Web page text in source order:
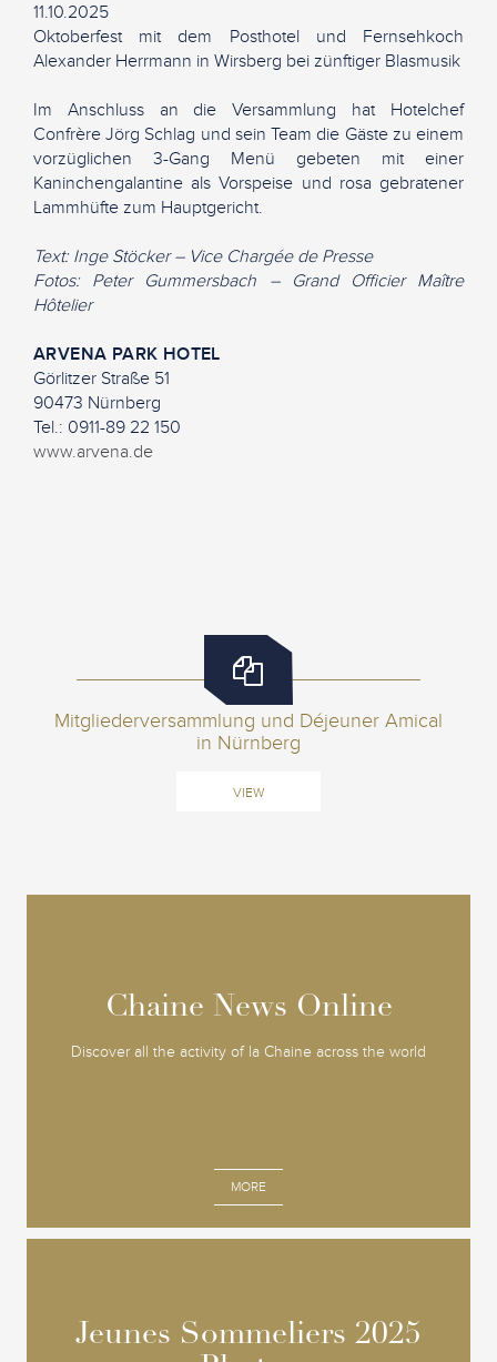
11.10.2025
Oktoberfest mit dem Posthotel und Fernsehkoch
Alexander Herrmann in Wirsberg bei zünftiger Blasmusik
Im Anschluss an die Versammlung hat Hotelchef
Confrère Jörg Schlag und sein Team die Gäste zu einem
vorzüglichen 3-Gang Menü gebeten mit einer
Kaninchengalantine als Vorspeise und rosa gebratener
Lammhüfte zum Hauptgericht.
Text: Inge Stöcker – Vice Chargée de Presse
Fotos: Peter Gummersbach – Grand Officier Maître
Hôtelier
ARVENA PARK HOTEL
Görlitzer Straße 51
90473 Nürnberg
Tel.: 0911-89 22 150
www.arvena.de
Mitgliederversammlung und Déjeuner Amical
in Nürnberg
VIEW
Chaine News Online
Discover all the activity of la Chaine across the world
MORE
Chaine News Online
Jeunes Sommeliers 2025
Jeunes Sommeliers 2025